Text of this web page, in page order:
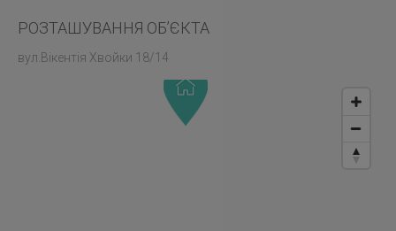
РОЗТАШУВАННЯ ОБ’ЄКТА
вул.Вікентія Хвойки 18/14